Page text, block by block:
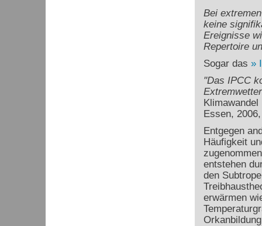
Bei
keine
Ereignisse
Repertoire
Sogar das
"Das IPCC
Essen,
Entgegen
Häufigkeit
entstehen
den
erwärmen